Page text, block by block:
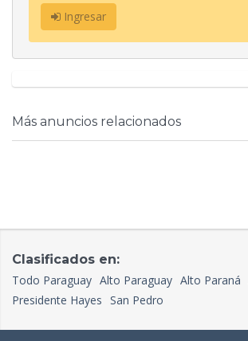
Ingresar
Más anuncios relacionados
Clasificados en:
Todo Paraguay Alto Paraguay Alto Paraná
Presidente Hayes San Pedro